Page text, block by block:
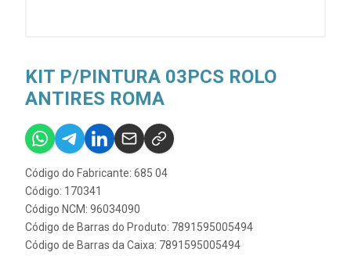
KIT P/PINTURA 03PCS ROLO
ANTIRES ROMA
Código do Fabricante: 685 04
Código: 170341
Código NCM: 96034090
Código de Barras do Produto: 7891595005494
Código de Barras da Caixa: 7891595005494